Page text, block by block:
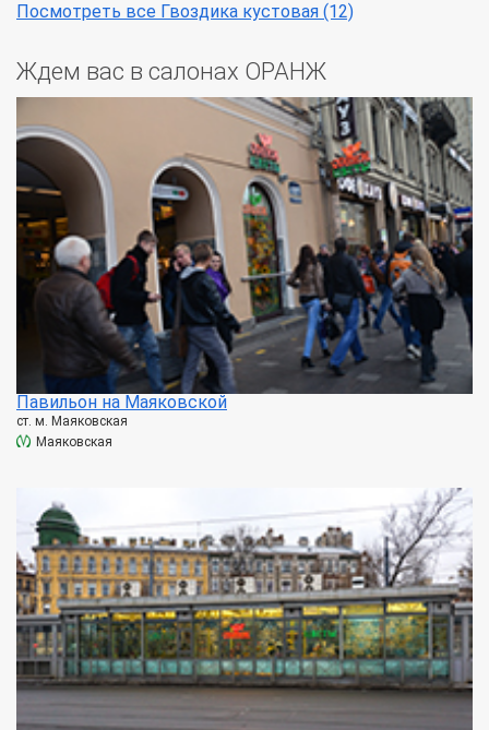
Посмотреть все Гвоздика кустовая (12)
Ждем вас в салонах ОРАНЖ
Павильон на Маяковской
ст. м. Маяковская
Маяковская